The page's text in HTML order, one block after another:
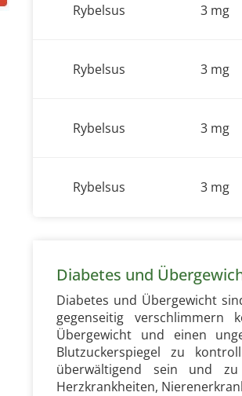
Rybelsus 3 mg
Rybelsus 3 mg
Rybelsus 3 mg
Rybelsus 3 mg
Diabetes und
Diabetes und Übergewicht
gegenseitig verschlimmern
Übergewicht und einen
Blutzuckerspiegel zu
überwältigend sein und
Herzkrankheiten,